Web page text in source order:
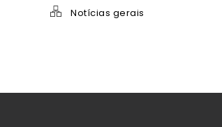
Notícias gerais